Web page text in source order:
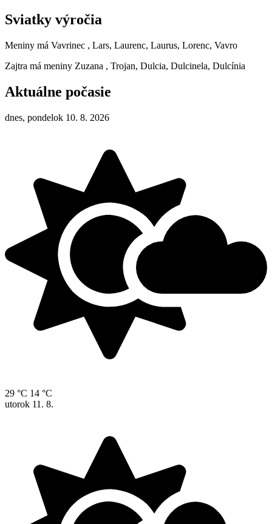
Sviatky výročia
Meniny má Vavrinec , Lars, Laurenc, Laurus, Lorenc, Vavro
Zajtra má meniny Zuzana , Trojan, Dulcia, Dulcinela, Dulcínia
Aktuálne počasie
dnes, pondelok 10. 8. 2026
29 °C 14 °C
utorok 11. 8.